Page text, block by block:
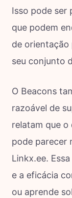
Isso pode ser
que podem
de orientação
seu conjunto
O Beacons
razoável de
relatam que
pode parecer
Linkx.ee.
e a eficácia
ou aprende